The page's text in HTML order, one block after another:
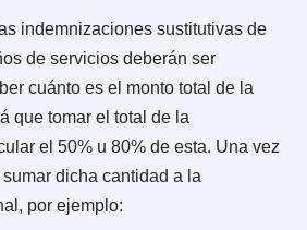
a mi empleador
realizarse por escrito y con
De lo contrario, no tendrá